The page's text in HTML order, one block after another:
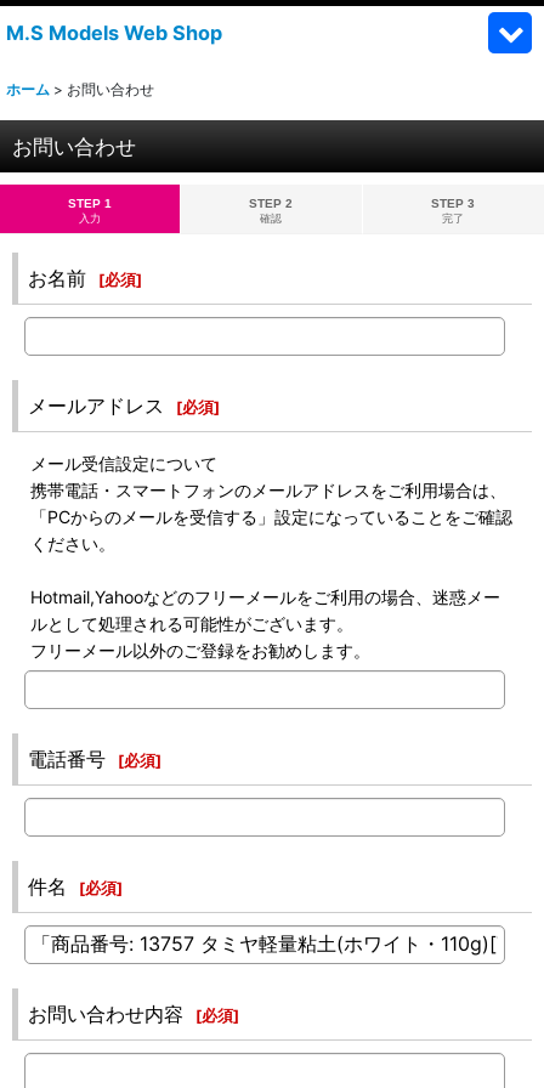
M.S Models Web Shop
ホーム > お問い合わせ
お問い合わせ
STEP 1
入力
STEP 2
確認
STEP 3
完了
お名前 [必須]
メールアドレス [必須]
メール受信設定について
携帯電話・スマートフォンのメールアドレスをご利用場合は、
「PCからのメールを受信する」設定になっていることをご確認
ください。
Hotmail,Yahooなどのフリーメールをご利用の場合、迷惑メー
ルとして処理される可能性がございます。
フリーメール以外のご登録をお勧めします。
電話番号 [必須]
件名 [必須]
お問い合わせ内容 [必須]